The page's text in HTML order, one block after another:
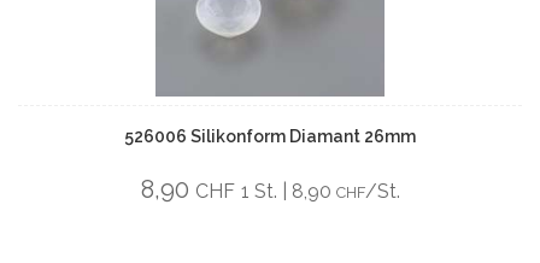
526006 Silikonform Diamant 26mm
8,90 CHF 1 St. | 8,90 CHF/St.